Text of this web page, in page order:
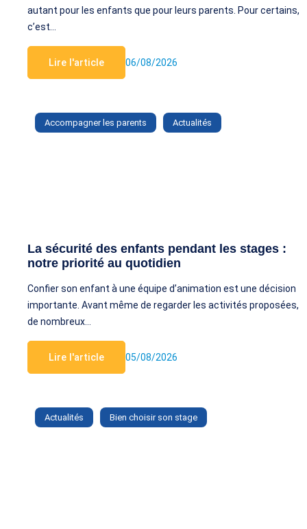
autant pour les enfants que pour leurs parents. Pour certains,
c’est…
Lire l'article 06/08/2026
Accompagner les parents Actualités
La sécurité des enfants pendant les stages :
notre priorité au quotidien
Confier son enfant à une équipe d’animation est une décision
importante. Avant même de regarder les activités proposées,
de nombreux…
Lire l'article 05/08/2026
Actualités Bien choisir son stage